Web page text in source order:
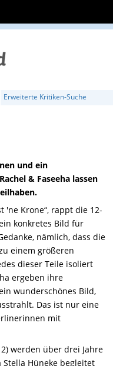
Erweiterte Kritiken-Suche
und ein
& Faseeha lassen
'ne Krone“, rappt die 12-
konkretes Bild für
nämlich, dass die
einem größeren
dieser Teile isoliert
ergeben ihre
wunderschönes Bild,
Das ist nur eine
mit
werden über drei Jahre
Hüneke begleitet